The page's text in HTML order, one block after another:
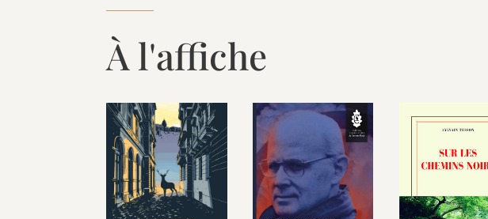
À l'affiche